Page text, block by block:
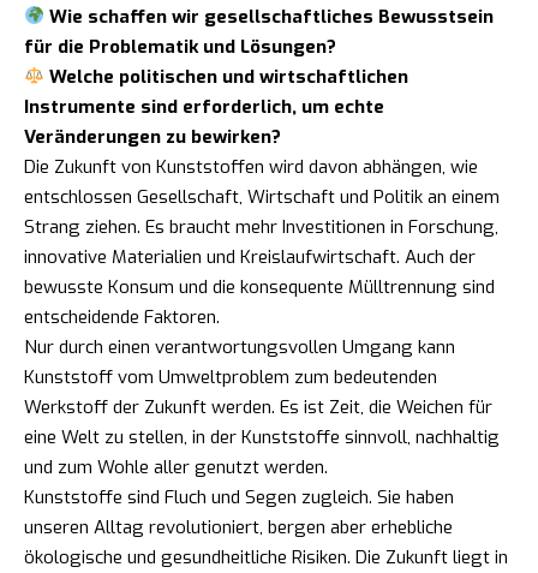
Wie schaffen wir gesellschaftliches Bewusstsein
für die Problematik und Lösungen?
Welche politischen und wirtschaftlichen
Instrumente sind erforderlich, um echte
Veränderungen zu bewirken?
Die Zukunft von Kunststoffen wird davon abhängen, wie
entschlossen Gesellschaft, Wirtschaft und Politik an einem
Strang ziehen. Es braucht mehr Investitionen in Forschung,
innovative Materialien und Kreislaufwirtschaft. Auch der
bewusste Konsum und die konsequente Mülltrennung sind
entscheidende Faktoren.
Nur durch einen verantwortungsvollen Umgang kann
Kunststoff vom Umweltproblem zum bedeutenden
Werkstoff der Zukunft werden. Es ist Zeit, die Weichen für
eine Welt zu stellen, in der Kunststoffe sinnvoll, nachhaltig
und zum Wohle aller genutzt werden.
Kunststoffe sind Fluch und Segen zugleich. Sie haben
unseren Alltag revolutioniert, bergen aber erhebliche
ökologische und gesundheitliche Risiken. Die Zukunft liegt in